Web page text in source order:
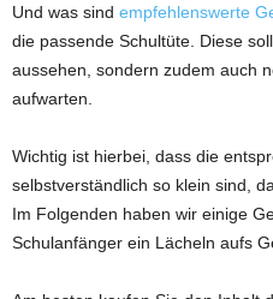
Und was sind empfehlenswerte
die passende Schultüte. Diese
aussehen, sondern zudem auch
aufwarten.
Wichtig ist hierbei, dass die
selbstverständlich so klein sind,
Im Folgenden haben wir einige
Schulanfänger ein Lächeln aufs